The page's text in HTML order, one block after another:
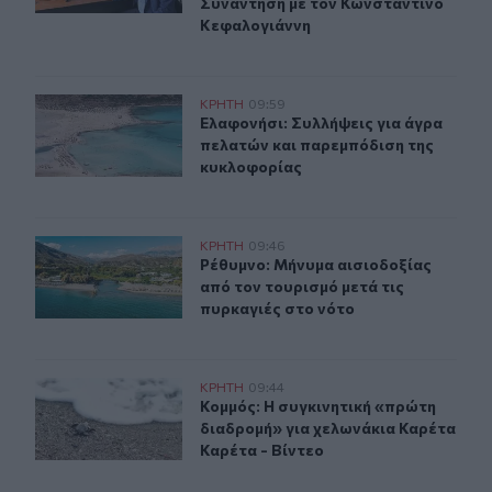
Κεφαλογιάννη
Ελαφονήσι: Συλλήψεις για άγρα πελατών και
ΚΡΗΤΗ 09:59
Ελαφονήσι: Συλλήψεις για άγρα
Ελαφονήσι: Συλλήψεις για άγρα
πελατών και παρεμπόδιση της
κυκλοφορίας
Ρέθυμνο: Μήνυμα αισιοδοξίας από τον τουρισμό μετά
ΚΡΗΤΗ 09:46
Ρέθυμνο: Μήνυμα αισιοδοξίας από
Ρέθυμνο: Μήνυμα αισιοδοξίας
από τον τουρισμό μετά τις
πυρκαγιές στο νότο
Ηράκλειο: Η συγκινητική «πρώτη διαδρομή» για
ΚΡΗΤΗ 09:44
Κομμός: Η συγκινητική «πρώτη
Κομμός: Η συγκινητική «πρώτη
διαδρομή» για χελωνάκια Καρέτα
Καρέτα - Βίντεο